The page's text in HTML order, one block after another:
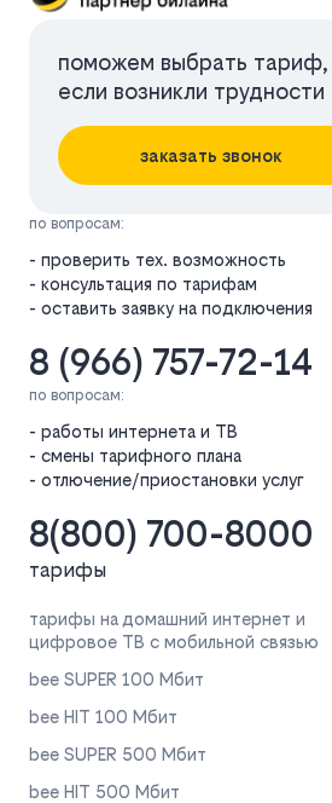
поможем выбрать тариф,
если возникли трудности
заказать звонок
по вопросам:
- проверить тех. возможность
- консультация по тарифам
- оставить заявку на подключения
8 (966) 757-72-14
по вопросам:
- работы интернета и ТВ
- смены тарифного плана
- отлючение/приостановки услуг
8(800) 700-8000
тарифы
тарифы на домашний интернет и
цифровое ТВ с мобильной связью
bee SUPER 100 Мбит
bee HIT 100 Мбит
bee SUPER 500 Мбит
bee HIT 500 Мбит